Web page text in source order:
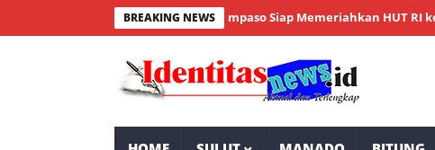
BREAKING NEWS
SMP Negeri 2 Tompaso Siap Memeriahkan HUT RI ke-81